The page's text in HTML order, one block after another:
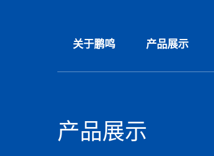
关于鹏鸣 产品展示
产品展示